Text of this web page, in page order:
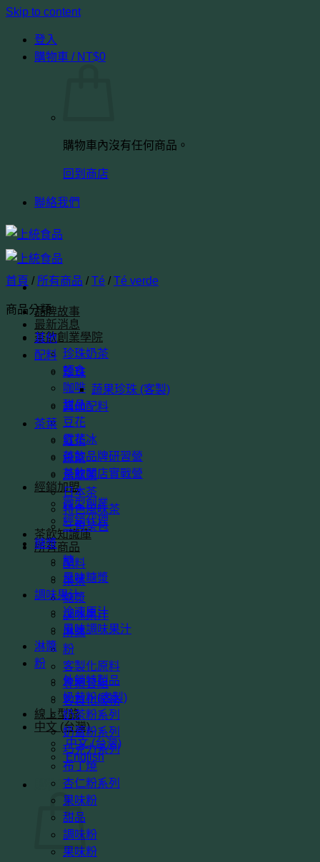
Skip to content
登入
購物車 / NT$0
購物車內沒有任何商品。
回到商店
聯絡我們
品牌故事
最新消息
茶飲創業學院
珍珠奶茶
輕食
咖啡
甜品
豆花
雪花冰
茶飲品牌研習營
茶飲開店實戰營
經銷加盟
微型創業
經銷代理
茶飲知識庫
所有商品
配料
茶葉
糖漿
調味果汁
淋醬
粉
客製化原料
專案套組
客製化服務
線上型錄
中文 (台灣)
中文 (台灣)
English
購物車
首頁 / 所有商品 / Té / Té verde
商品分類
其他
配料
珍珠
蔬果珍珠 (客製)
其他配料
茶葉
紅茶
綠茶
烏龍茶
日本茶
特色風味茶
三角茶包
糖漿
糖
風味糖漿
調味果汁
冷凍原汁
風味調味果汁
淋醬
粉
外銷特製品
奶昔粉(客製)
奶茶粉系列
奶蓋粉系列
巧克力系列
布丁燒
杏仁粉系列
果味粉
甜品
調味粉
果味粉